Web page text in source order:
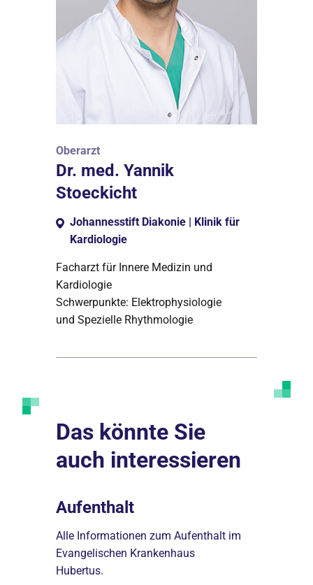
Oberarzt
Dr. med. Yannik
Stoeckicht
Johannesstift Diakonie | Klinik für
Kardiologie
Facharzt für Innere Medizin und
Kardiologie
Schwerpunkte: Elektrophysiologie
und Spezielle Rhythmologie
Das könnte Sie
auch interessieren
Aufenthalt
Alle Informationen zum Aufenthalt im
Evangelischen Krankenhaus
Hubertus.